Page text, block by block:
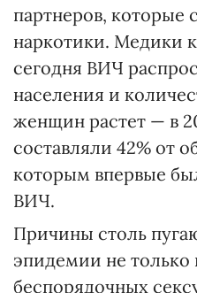
партнеров, которые
наркотики. Медики
сегодня ВИЧ
населения и
женщин растет — в
составляли 42% от
которым впервые
ВИЧ.
Причины столь
эпидемии не только
беспорядочных